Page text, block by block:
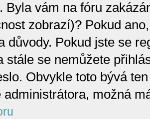
Byla vám na fóru
zobrazí)? Pokud
důvody. Pokud jste se
stále se nemůžete
Obvykle toto bývá
administrátora, možná